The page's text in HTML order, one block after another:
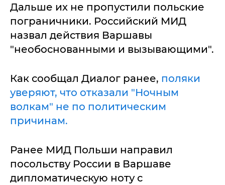
Дальше их не пропустили польские
пограничники. Российский МИД
назвал действия Варшавы
"необоснованными и вызывающими".
Как сообщал Диалог ранее, поляки
уверяют, что отказали "Ночным
волкам" не по политическим
причинам.
Ранее МИД Польши направил
посольству России в Варшаве
дипломатическую ноту с